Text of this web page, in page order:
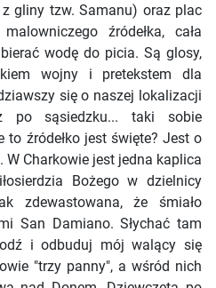
gliny tzw. Samanu) oraz plac
źródełka, cała
wodę do picia. Są glosy,
wojny i pretekstem dla
się o naszej lokalizacji
po sąsiedzku... taki sobie
to źródełko jest święte? Jest o
Charkowie jest jedna kaplica
Bożego w dzielnicy
zdewastowana, że śmiało
San Damiano. Słychać tam
i odbuduj mój walący się
"trzy panny", a wśród nich